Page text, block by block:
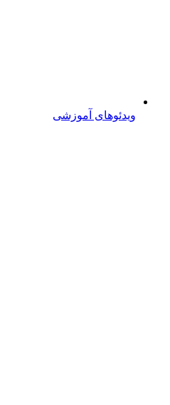
ویدئوهای آموزشی